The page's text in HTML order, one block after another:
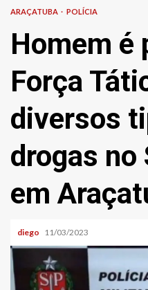
ARAÇATUBA POLÍCIA
Homem é
Força
diversos
drogas no
em
diego 11/03/2023